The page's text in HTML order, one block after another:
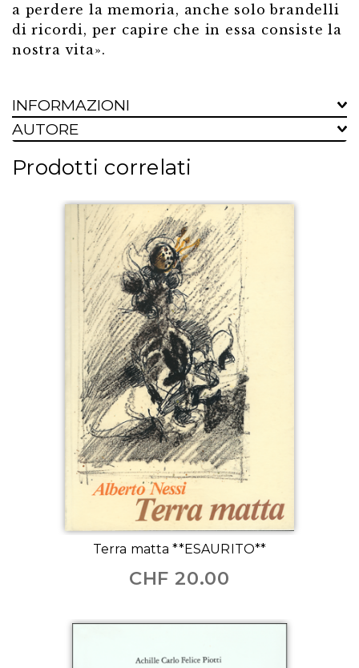
a perdere la memoria, anche solo brandelli
di ricordi, per capire che in essa consiste la
nostra vita».
INFORMAZIONI
AUTORE
Prodotti correlati
Terra matta **ESAURITO**
CHF 20.00